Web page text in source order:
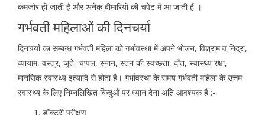
कमजोर हो जाती हैं और अनेक बीमारियों की चपेट में आ जाती हैं ।
गर्भवती महिलाओं की दिनचर्या
दिनचर्या का सम्बन्ध गर्भवती महिला को गर्भावस्था में अपने भोजन, विश्राम व निद्रा,
व्यायाम, वस्त्र, जूते, चप्पल, स्नान, स्तन की स्वच्छता, दाँत, स्वास्थ्य रक्षा,
मानसिक स्वास्थ्य इत्यादि से होता है। गर्भावस्था के समय गर्भवती महिला के उत्तम
स्वास्थ्य के लिए निम्नलिखित बिन्दुओं पर ध्यान देना अति आवश्यक है :-
डॉक्टरी परीक्षण